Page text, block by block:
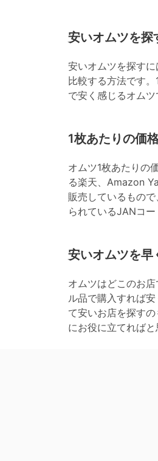
安いオムツを探
安いオムツを探す
比較する方法です
で安く感じるオム
1枚あたりの価
オムツ1枚あたりの
る楽天、Amazon
販売しているもの
られているJANコ
安いオムツを早
オムツはどこのお
ル品で購入すれば
て安いお店を探す
にお役に立てればと